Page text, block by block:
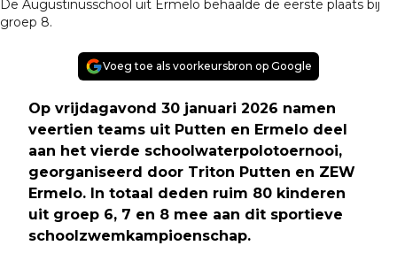
De Augustinusschool uit Ermelo behaalde de eerste plaats bij
groep 8.
Voeg toe als voorkeursbron op Google
Op vrijdagavond 30 januari 2026 namen
veertien teams uit Putten en Ermelo deel
aan het vierde schoolwaterpolotoernooi,
georganiseerd door Triton Putten en ZEW
Ermelo. In totaal deden ruim 80 kinderen
uit groep 6, 7 en 8 mee aan dit sportieve
schoolzwemkampioenschap.